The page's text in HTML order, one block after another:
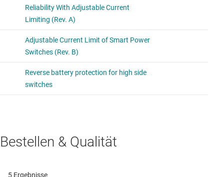
Bestellen & Qualität